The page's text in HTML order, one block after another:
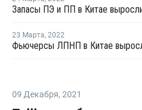
Запасы ПЭ и ПП в Китае
23 Марта, 2022
09 Декабря, 2021